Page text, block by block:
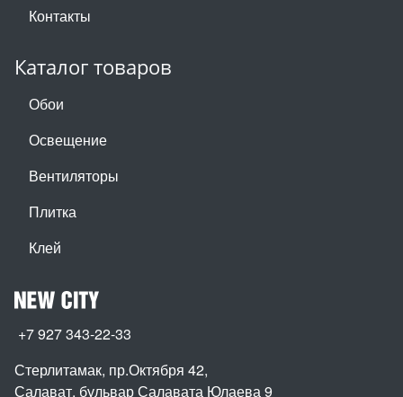
Контакты
Каталог товаров
Обои
Освещение
Вентиляторы
Плитка
Клей
+7 927 343-22-33
Стерлитамак, пр.Октября 42,
Салават, бульвар Салавата Юлаева 9